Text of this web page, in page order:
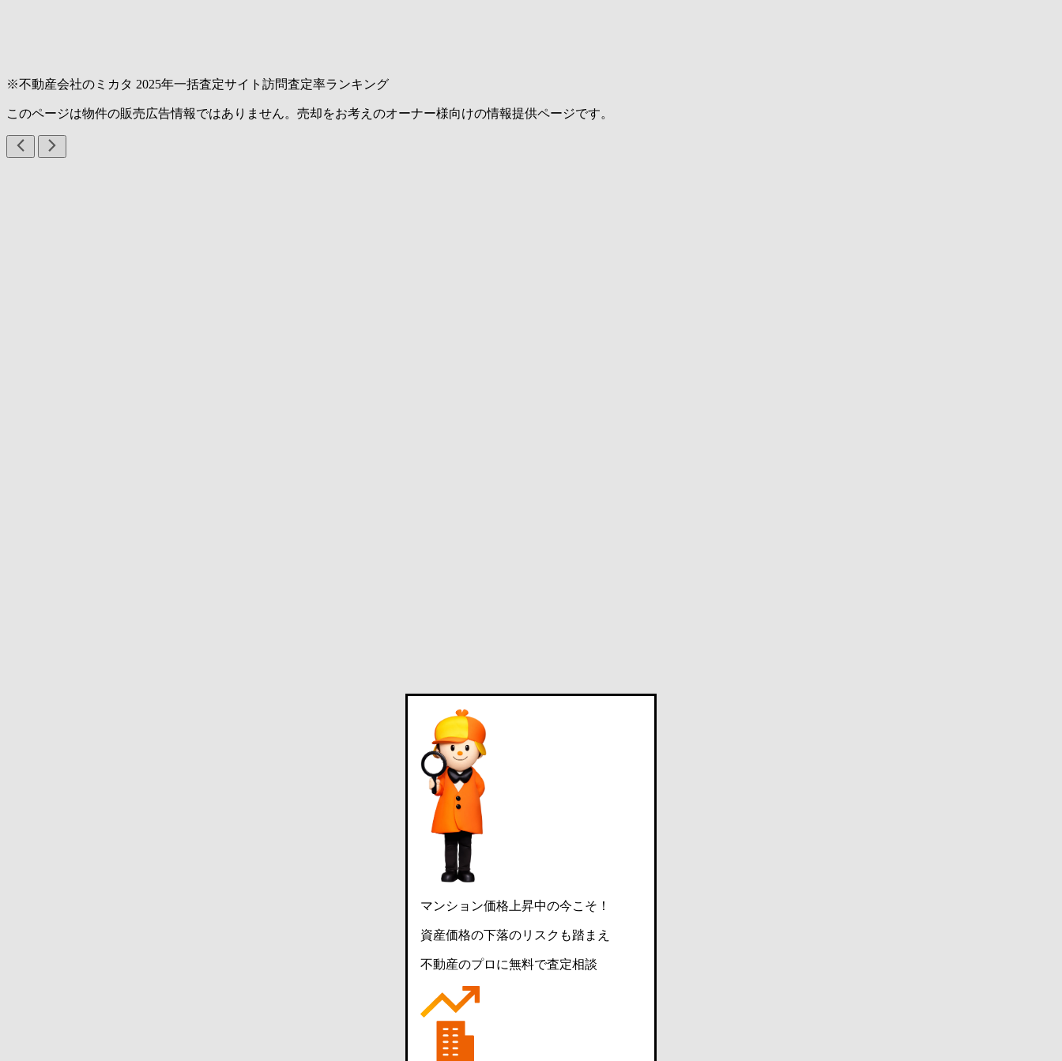
※不動産会社のミカタ 2025年一括査定サイト訪問査定率ランキング
このページは物件の販売広告情報ではありません。売却をお考えのオーナー様向けの情報提供ページです。
マンション価格上昇中の今こそ！
資産価格の下落のリスクも踏まえ
不動産のプロに無料で査定相談